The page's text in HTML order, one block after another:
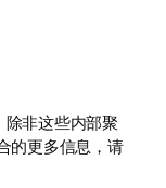
非这些内部聚
的更多信息，请